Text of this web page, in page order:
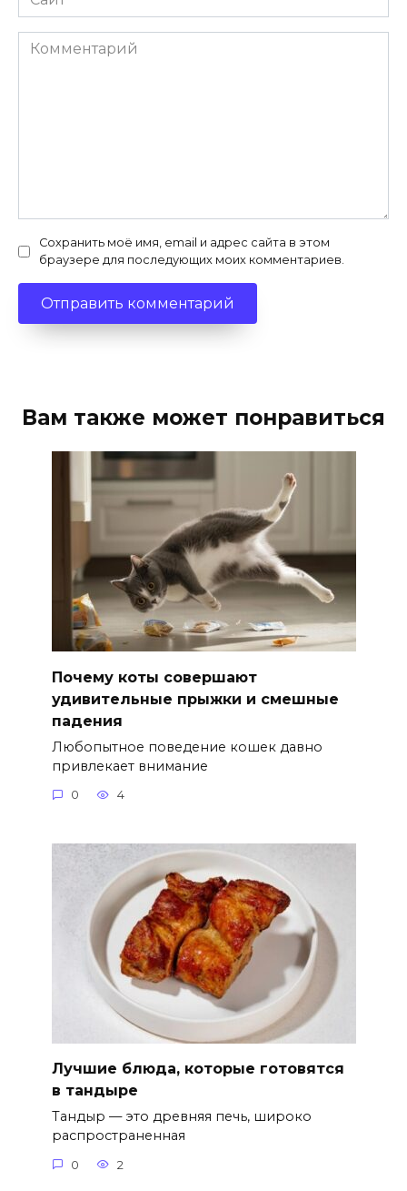
Комментарий
Сохранить моё имя, email и адрес сайта в этом
браузере для последующих моих комментариев.
Вам также может понравиться
Почему коты совершают
удивительные прыжки и смешные
падения
Любопытное поведение кошек давно
привлекает внимание
0 4
Лучшие блюда, которые готовятся
в тандыре
Тандыр — это древняя печь, широко
распространенная
0 2